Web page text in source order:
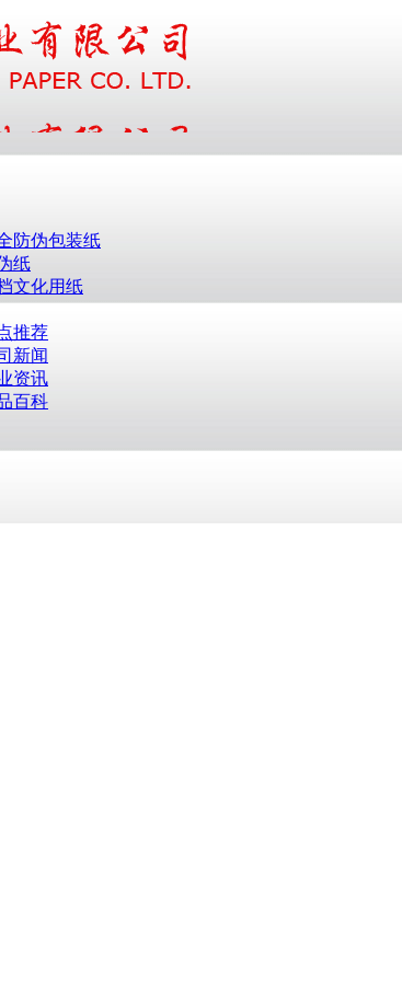
防伪包装纸
纸
文化用纸
推荐
新闻
资讯
百科